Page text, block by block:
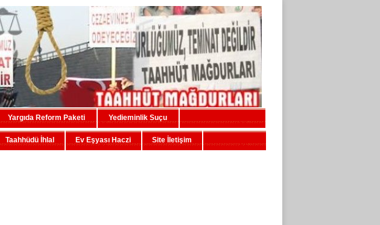
Yargıda Reform Paketi Yedieminlik Suçu
Taahhüdü İhlal Ev Eşyası Haczi Site İletişim